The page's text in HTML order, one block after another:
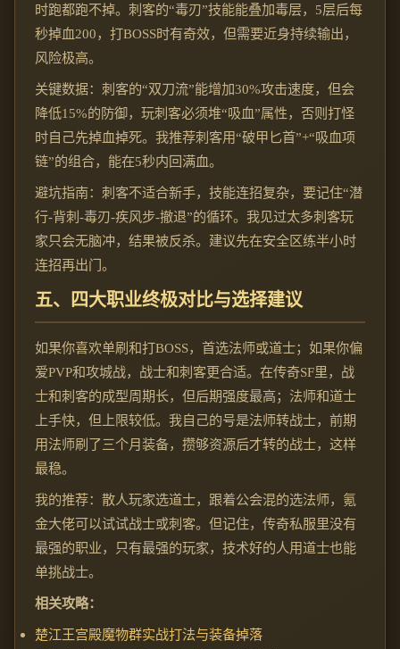
时跑都跑不掉。刺客的“毒刃”技能能叠加毒层，5层后每
秒掉血200，打BOSS时有奇效，但需要近身持续输出，
风险极高。
关键数据：刺客的“双刀流”能增加30%攻击速度，但会
降低15%的防御，玩刺客必须堆“吸血”属性，否则打怪
时自己先掉血掉死。我推荐刺客用“破甲匕首”+“吸血项
链”的组合，能在5秒内回满血。
避坑指南：刺客不适合新手，技能连招复杂，要记住“潜
行-背刺-毒刃-疾风步-撤退”的循环。我见过太多刺客玩
家只会无脑冲，结果被反杀。建议先在安全区练半小时
连招再出门。
五、四大职业终极对比与选择建议
如果你喜欢单刷和打BOSS，首选法师或道士；如果你偏
爱PVP和攻城战，战士和刺客更合适。在传奇SF里，战
士和刺客的成型周期长，但后期强度最高；法师和道士
上手快，但上限较低。我自己的号是法师转战士，前期
用法师刷了三个月装备，攒够资源后才转的战士，这样
最稳。
我的推荐：散人玩家选道士，跟着公会混的选法师，氪
金大佬可以试试战士或刺客。但记住，传奇私服里没有
最强的职业，只有最强的玩家，技术好的人用道士也能
单挑战士。
相关攻略：
楚江王宫殿魔物群实战打法与装备掉落